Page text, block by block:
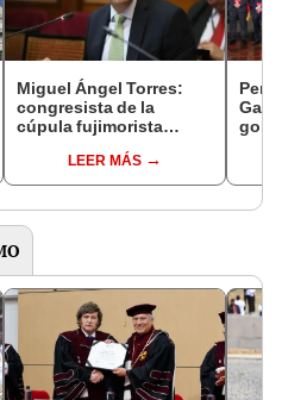
Miguel Ángel Torres:
congresista de la
cúpula fujimorista
del SenadoLEER MÁS